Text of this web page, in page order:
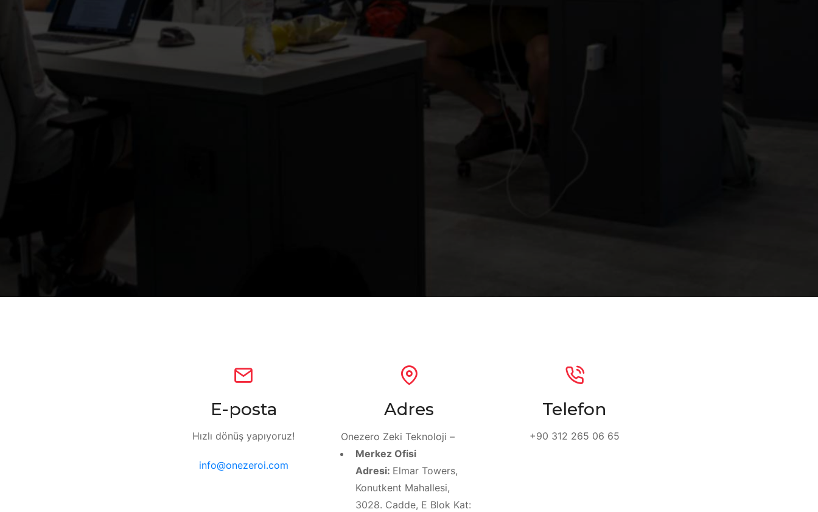
E-posta
Hızlı dönüş yapıyoruz!
info@onezeroi.com
Adres
Onezero Zeki Teknoloji –
Merkez Ofisi
Adresi: Elmar Towers,
Konutkent Mahallesi,
3028. Cadde, E Blok Kat:
Telefon
+90 312 265 06 65